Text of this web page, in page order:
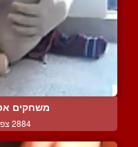
משחקים
2884 צפיות